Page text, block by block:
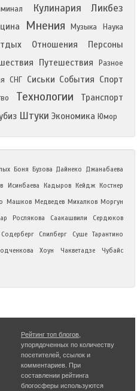
Кулинария Ликбез
Мнения Музыка Наука
Отношения Персоны
Путешествия
Разное
СНГ Сиськи События Спорт
Технологии Транспорт
Штуки Экономика Юмор
Боня Бузова Дайнеко Джанабаева
Исинбаева Кадыров Кейдж Костнер
Машков Медведев Михалков Моргун
Рослякова Саакашвили
Сердюков
Содерберг Спилберг Суше Тарантино
Хоун Чакветадзе
Чубайс
Рейтинг топ блогов
упорядоченных по количеству
посетителей, ссылок и
комментариев. При
составлении рейтинга
блогосферы используются